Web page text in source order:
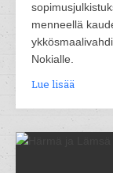
menneellä
Nokialle.
Lue lisää